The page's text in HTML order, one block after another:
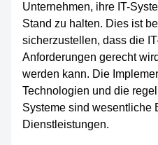
Unternehmen, ihre IT-
Stand zu halten. Dies ist
sicherzustellen, dass die
Anforderungen gerecht
werden kann. Die
Technologien und die
Systeme sind wesentliche
Dienstleistungen.